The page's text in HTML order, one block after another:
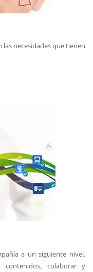
necesidades que tienen
a un siguiente nivel.
colaborar y